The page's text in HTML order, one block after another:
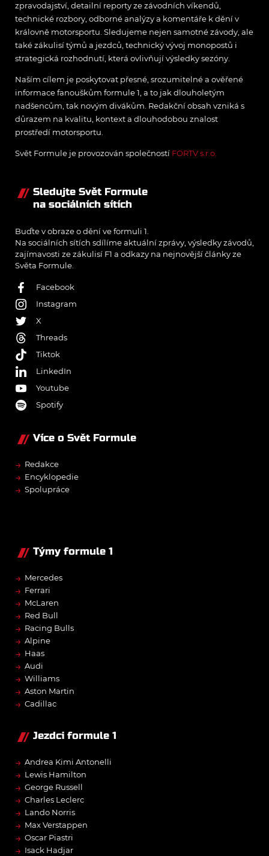
zpravodajství, detailní reporty ze závodních víkendů,
technické rozbory, odborné analýzy a komentáře k dění v
královně motorsportu. Sledujeme nejen samotné závody, ale
také zákulisí týmů a jezdců, technický vývoj monopostů i
strategická rozhodnutí, která ovlivňují výsledky sezóny.
Naším cílem je poskytovat přesné, srozumitelné a ověřené
informace fanouškům formule 1, a to jak dlouholetým
nadšencům, tak novým divákům. Redakční obsah vzniká s
důrazem na kvalitu, kontext a dlouhodobou znalost
prostředí motorsportu.
Svět Formule je provozován společností FORTV s.r.o.
Sledujte Svět Formule
na sociálních sítích
Buďte v obraze o dění ve formuli 1.
Na sociálních sítích sdílíme aktuální zprávy, výsledky závodů,
zajímavosti ze zákulisí F1 a odkazy na nejnovější články ze
Světa Formule.
Facebook
Instagram
X
Threads
Tiktok
LinkedIn
Youtube
Spotify
Více o Svět Formule
→ Redakce
→ Encyklopedie
→ Spolupráce
Týmy formule 1
→ Mercedes
→ Ferrari
→ McLaren
→ Red Bull
→ Racing Bulls
→ Alpine
→ Haas
→ Audi
→ Williams
→ Aston Martin
→ Cadillac
Jezdci formule 1
→ Andrea Kimi Antonelli
→ Lewis Hamilton
→ George Russell
→ Charles Leclerc
→ Lando Norris
→ Max Verstappen
→ Oscar Piastri
→ Isack Hadjar